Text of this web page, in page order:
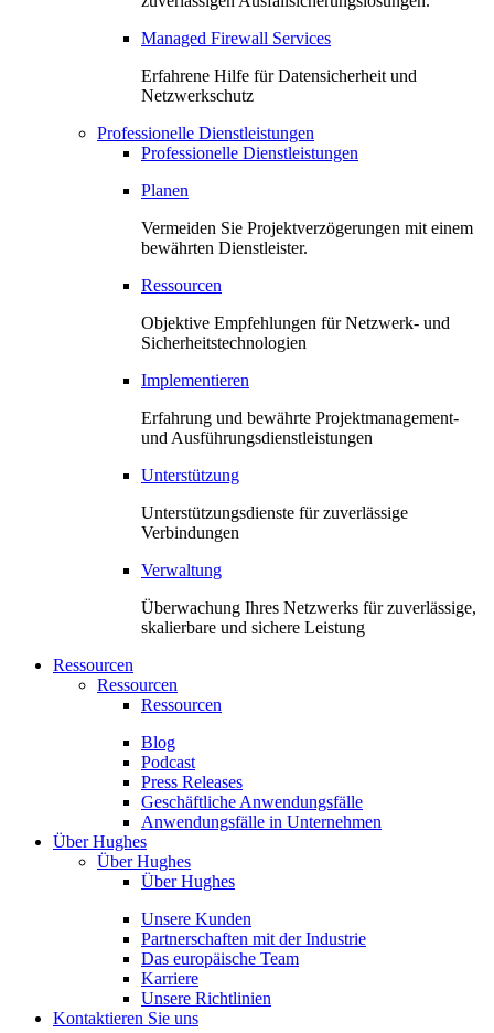
Managed Firewall Services
Erfahrene Hilfe für Datensicherheit und
Netzwerkschutz
Professionelle Dienstleistungen
Professionelle Dienstleistungen
Planen
Vermeiden Sie Projektverzögerungen mit einem
bewährten Dienstleister.
Ressourcen
Objektive Empfehlungen für Netzwerk- und
Sicherheitstechnologien
Implementieren
Erfahrung und bewährte Projektmanagement-
und Ausführungsdienstleistungen
Unterstützung
Unterstützungsdienste für zuverlässige
Verbindungen
Verwaltung
Überwachung Ihres Netzwerks für zuverlässige,
skalierbare und sichere Leistung
Ressourcen
Ressourcen
Ressourcen
Blog
Podcast
Press Releases
Geschäftliche Anwendungsfälle
Anwendungsfälle in Unternehmen
Über Hughes
Über Hughes
Über Hughes
Unsere Kunden
Partnerschaften mit der Industrie
Das europäische Team
Karriere
Unsere Richtlinien
Kontaktieren Sie uns